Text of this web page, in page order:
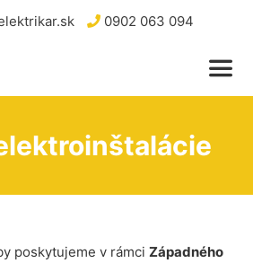
0902 063 094
poskytujeme v rámci Západného